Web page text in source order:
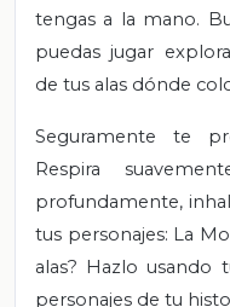
tengas a la mano.
puedas jugar
de tus alas dónde
Seguramente te
Respira
profundamente,
tus personajes: La
alas? Hazlo usando
personajes de tu